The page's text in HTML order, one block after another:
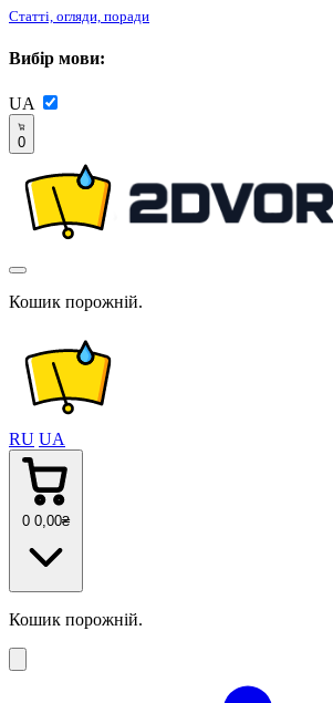
Статті, огляди, поради
Вибір мови:
UA
0
Кошик порожній.
RU UA
0 0 ,00₴
Кошик порожній.